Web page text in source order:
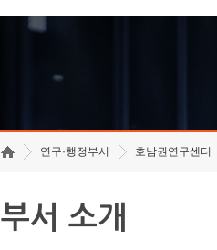
연구·행정부서 호남권연구센터
부서 소개